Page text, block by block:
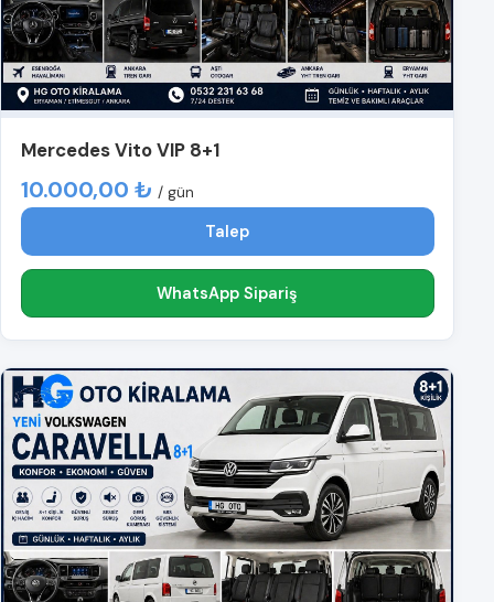
Mercedes Vito VIP 8+1
10.000,00 ₺ / gün
Talep
WhatsApp Sipariş